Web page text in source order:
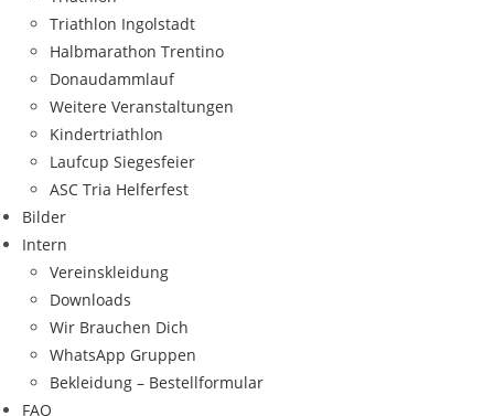
Triathlon Ingolstadt
Halbmarathon Trentino
Donaudammlauf
Weitere Veranstaltungen
Kindertriathlon
Laufcup Siegesfeier
ASC Tria Helferfest
Bilder
Intern
Vereinskleidung
Downloads
Wir Brauchen Dich
WhatsApp Gruppen
Bekleidung – Bestellformular
FAQ